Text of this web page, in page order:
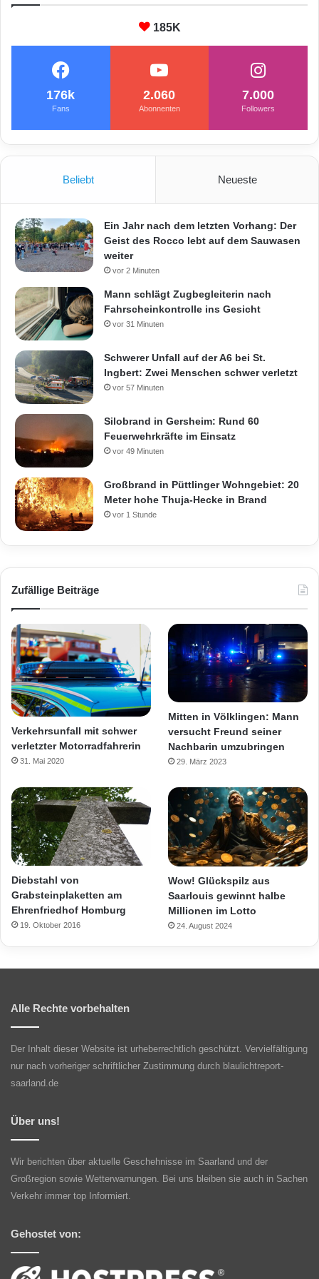
185K
176k
Fans
2.060
Abonnenten
7.000
Followers
Beliebt Neueste
Ein Jahr nach dem letzten Vorhang: Der
Geist des Rocco lebt auf dem Sauwasen
weiter
vor 2 Minuten
Mann schlägt Zugbegleiterin nach
Fahrscheinkontrolle ins Gesicht
vor 31 Minuten
Schwerer Unfall auf der A6 bei St.
Ingbert: Zwei Menschen schwer verletzt
vor 57 Minuten
Silobrand in Gersheim: Rund 60
Feuerwehrkräfte im Einsatz
vor 49 Minuten
Großbrand in Püttlinger Wohngebiet: 20
Meter hohe Thuja-Hecke in Brand
vor 1 Stunde
Zufällige Beiträge
Verkehrsunfall mit schwer
verletzter Motorradfahrerin
31. Mai 2020
Mitten in Völklingen: Mann
versucht Freund seiner
Nachbarin umzubringen
29. März 2023
Diebstahl von
Grabsteinplaketten am
Ehrenfriedhof Homburg
19. Oktober 2016
Wow! Glückspilz aus
Saarlouis gewinnt halbe
Millionen im Lotto
24. August 2024
Alle Rechte vorbehalten
Der Inhalt dieser Website ist urheberrechtlich geschützt. Vervielfältigung
nur nach vorheriger schriftlicher Zustimmung durch blaulichtreport-
saarland.de
Über uns!
Wir berichten über aktuelle Geschehnisse im Saarland und der
Großregion sowie Wetterwarnungen. Bei uns bleiben sie auch in Sachen
Verkehr immer top Informiert.
Gehostet von: